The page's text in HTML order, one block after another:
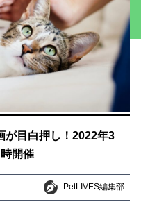
が目白押し！2022年3
開催
PetLIVES編集部
PetLIVES編集部